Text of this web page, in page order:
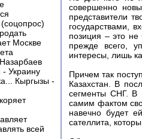
Москве
- Украину
Кыргызы -
всей
совершенно
представители
государствами,
позиция – это
прежде всего,
интересы, лишь
Причем так
Казахстан. В
сегменты СНГ. В
самим фактом
навечно будет
сателлита,